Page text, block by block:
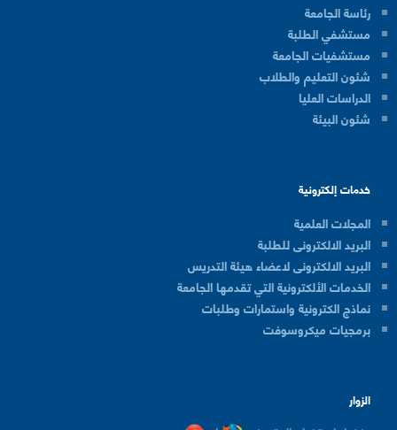
رئاسة الجامعة
مستشفي الطلبة
مستشفيات الجامعة
شئون التعليم والطلاب
الدراسات العليا
شئون البيئة
خدمات إلكترونية
المجلات العلمية
البريد الالكترونى للطلبة
البريد الالكترونى لاعضاء هيئة التدريس
الخدمات الألكترونية التي تقدمها الجامعة
نماذج الكترونية واستمارات وطلبات
برمجيات ميكروسوفت
الزوار